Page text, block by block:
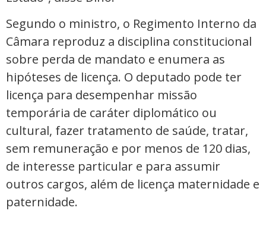
Segundo o ministro, o Regimento Interno da
Câmara reproduz a disciplina constitucional
sobre perda de mandato e enumera as
hipóteses de licença. O deputado pode ter
licença para desempenhar missão
temporária de caráter diplomático ou
cultural, fazer tratamento de saúde, tratar,
sem remuneração e por menos de 120 dias,
de interesse particular e para assumir
outros cargos, além de licença maternidade e
paternidade.